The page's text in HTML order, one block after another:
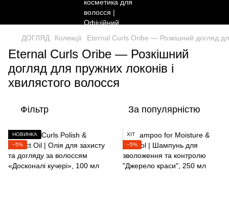
ДОГЛЯД Колекції Eternal Curls Oribe — Розкішний догляд
Eternal Curls Oribe — Розкішний
догляд для пружних локонів і
хвилястого волосся
Фільтр За популярністю
НОВИНКА
−5%
ХІТ
−5%